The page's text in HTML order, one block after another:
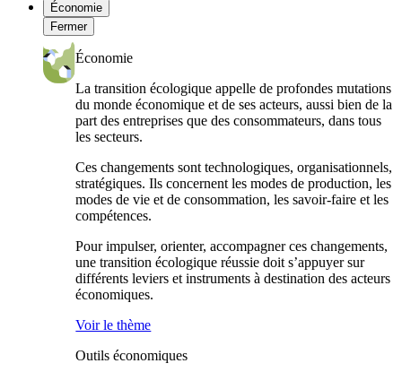
Économie
Fermer
Économie
La transition écologique appelle de profondes mutations
du monde économique et de ses acteurs, aussi bien de la
part des entreprises que des consommateurs, dans tous
les secteurs.
Ces changements sont technologiques, organisationnels,
stratégiques. Ils concernent les modes de production, les
modes de vie et de consommation, les savoir-faire et les
compétences.
Pour impulser, orienter, accompagner ces changements,
une transition écologique réussie doit s’appuyer sur
différents leviers et instruments à destination des acteurs
économiques.
Voir le thème
Outils économiques